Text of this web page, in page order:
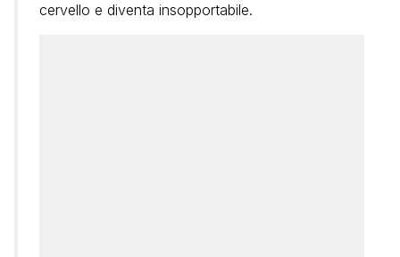
cervello e diventa insopportabile.